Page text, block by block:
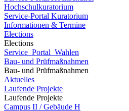
Hochschulkuratorium
Service-Portal Kuratorium
Informationen & Termine
Elections
Elections
Service_Portal_Wahlen
Bau- und Prüfmaßnahmen
Bau- und Prüfmaßnahmen
Aktuelles
Laufende Projekte
Laufende Projekte
Campus II / Gebäude H